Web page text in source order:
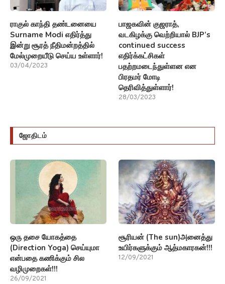
ராகுல் காந்தி தண்டனையை
Surname Modi எதிர்த்து
இன்று சூரத் நீதிமன்றத்தில்
மேல்முறையீடு செய்ய உள்ளார்!
03/04/2023
பாஜகவின் குஜராத்,
வடகிழக்கு வெற்றியால் BJP’s
continued success
எதிர்க்கட்சிகள்
பதற்றமடைந்துள்ளன என
பிரதமர் மோடி
தெரிவித்துள்ளார்!
28/03/2023
ஜோதிடம்
ஒரு தசை யோகத்தை
(Direction Yoga) செய்யுமா
என்பதை கணிக்கும் சில
வழிமுறைகள்!!!
26/09/2021
சூரியன் (The sun)அனைத்து
உயிர்களுக்கும் ஆத்மகாரகன்!!!
12/09/2021